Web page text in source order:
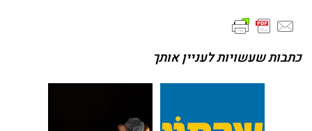
כתבות שעשויות לעניין אותך